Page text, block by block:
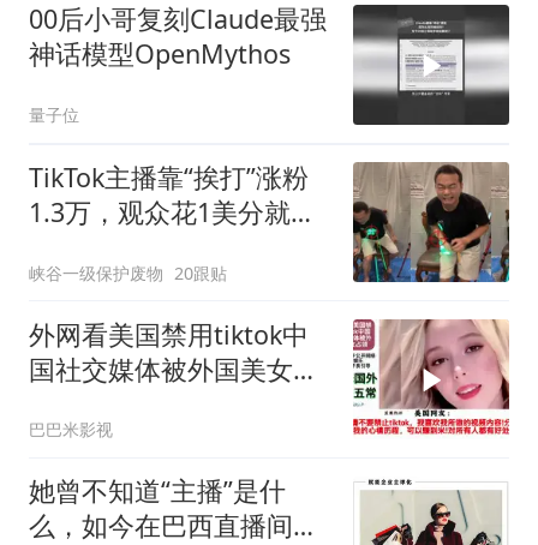
00后小哥复刻Claude最强
神话模型OpenMythos
量子位
TikTok主播靠“挨打”涨粉
1.3万，观众花1美分就能
1888发
峡谷一级保护废物 20跟贴
外网看美国禁用tiktok中
国社交媒体被外国美女占
巴巴米影视
她曾不知道“主播”是什
么，如今在巴西直播间卖